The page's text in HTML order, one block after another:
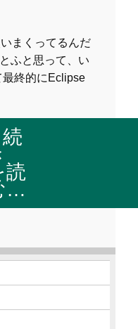
まくってるんだ
ふと思って、い
終的にEclipse
読
…